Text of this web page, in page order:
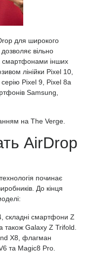
для широкого
вільно
смартфонами інших
лінійки Pixel 10,
Pixel 9, Pixel 8a
Samsung,
на The Verge.
AirDrop
починає
До кінця
складні смартфони Z
Galaxy Z Trifold.
X8, флагман
та Magic8 Pro.